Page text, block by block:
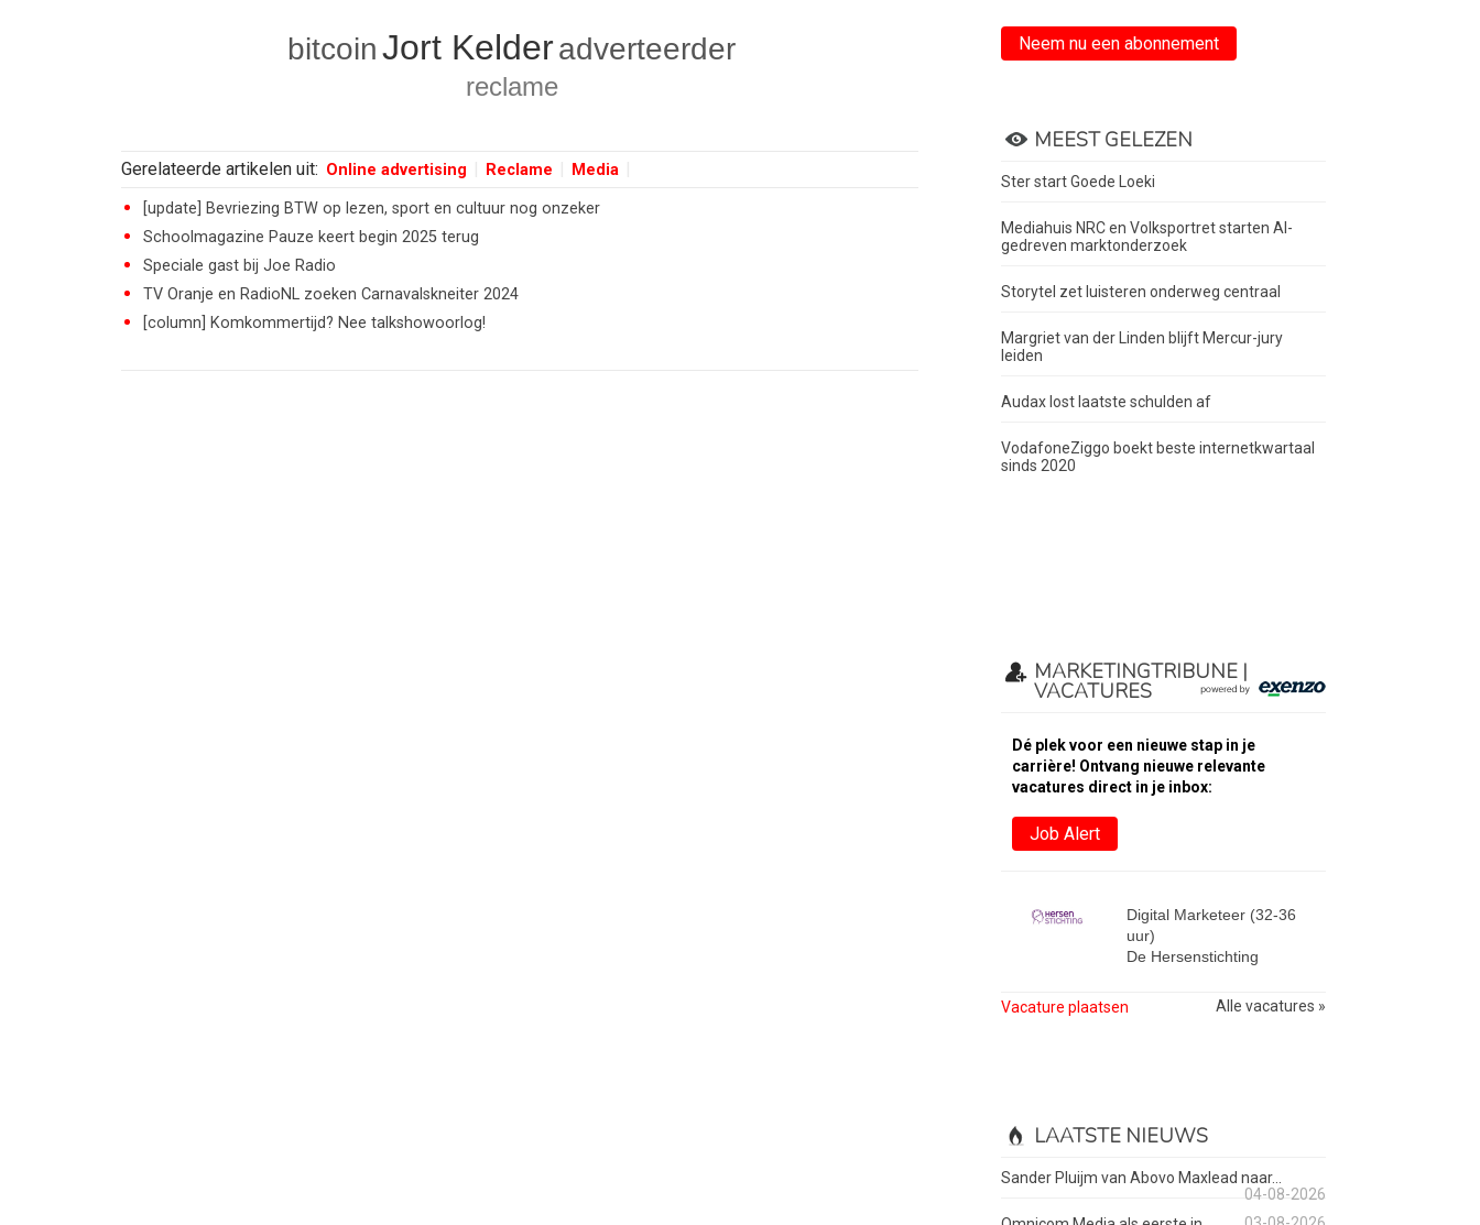
bitcoinJort Kelderadverteerder
reclame
Gerelateerde artikelen uit: Online advertising Reclame Media
[update] Bevriezing BTW op lezen, sport en cultuur nog onzeker
Schoolmagazine Pauze keert begin 2025 terug
Speciale gast bij Joe Radio
TV Oranje en RadioNL zoeken Carnavalskneiter 2024
[column] Komkommertijd? Nee talkshowoorlog!
Neem nu een abonnement
MEEST GELEZEN
Ster start Goede Loeki
Mediahuis NRC en Volksportret starten AI-
gedreven marktonderzoek
Storytel zet luisteren onderweg centraal
Margriet van der Linden blijft Mercur-jury
leiden
Audax lost laatste schulden af
VodafoneZiggo boekt beste internetkwartaal
sinds 2020
MARKETINGTRIBUNE |
VACATURES
Dé plek voor een nieuwe stap in je
carrière! Ontvang nieuwe relevante
vacatures direct in je inbox:
Job Alert
Digital Marketeer (32-36
uur)
De Hersenstichting
Vacature plaatsen Alle vacatures »
LAATSTE NIEUWS
Sander Pluijm van Abovo Maxlead naar...
04-08-2026